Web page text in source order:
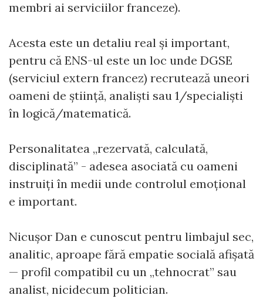
membri ai serviciilor franceze).
Acesta este un detaliu real și important,
pentru că ENS-ul este un loc unde DGSE
(serviciul extern francez) recrutează uneori
oameni de știință, analiști sau 1/specialiști
în logică/matematică.
Personalitatea „rezervată, calculată,
disciplinată” - adesea asociată cu oameni
instruiți în medii unde controlul emoțional
e important.
Nicușor Dan e cunoscut pentru limbajul sec,
analitic, aproape fără empatie socială afișată
— profil compatibil cu un „tehnocrat” sau
analist, nicidecum politician.